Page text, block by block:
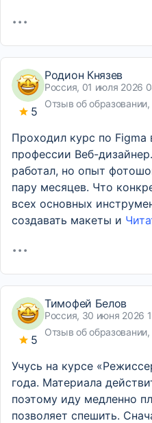
5
Родион Князев
Россия, 01 июля 2026
Отзыв об
Проходил курс по Figma
профессии Веб-
работал, но опыт
пару месяцев. Что
всех основных
создавать макеты и
5
Тимофей Белов
Россия, 30 июня 2026
Отзыв об
Учусь на курсе
года. Материала
поэтому иду медленно
позволяет спешить.